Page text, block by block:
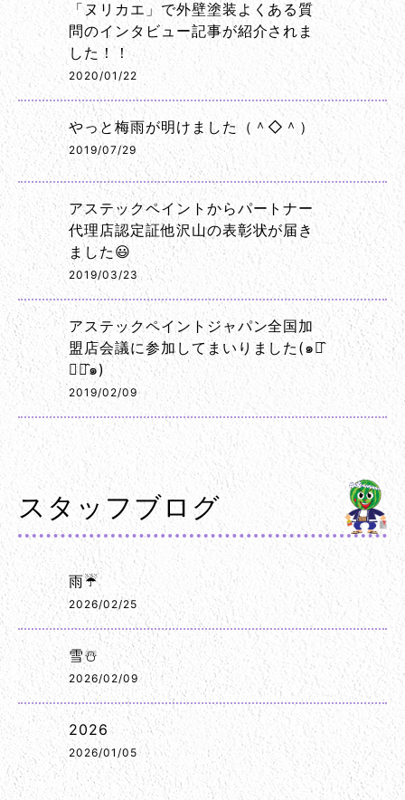
「ヌリカエ」で外壁塗装よくある質
問のインタビュー記事が紹介されま
した！！
2020/01/22
やっと梅雨が明けました（＾◇＾）
2019/07/29
アステックペイントからパートナー
代理店認定証他沢山の表彰状が届き
ました😃
2019/03/23
アステックペイントジャパン全国加
盟店会議に参加してまいりました(๑･̑
◡･̑๑)
2019/02/09
スタッフブログ
雨☔
2026/02/25
雪☃️
2026/02/09
2026
2026/01/05